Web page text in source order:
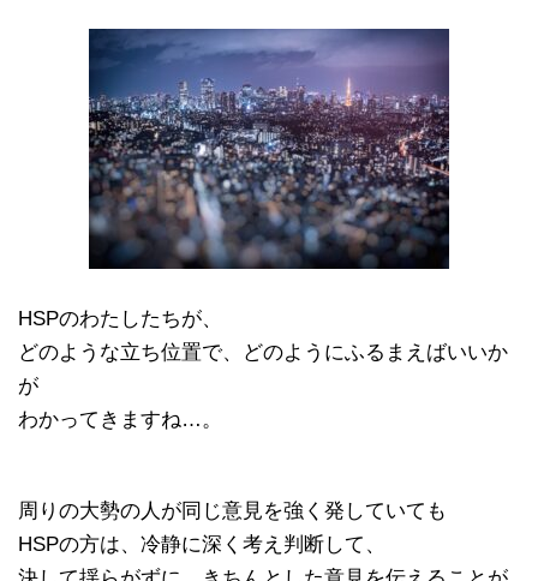
HSPのわたしたちが、
どのような立ち位置で、どのようにふるまえばいいか
が
わかってきますね…。
周りの大勢の人が同じ意見を強く発していても
HSPの方は、冷静に深く考え判断して、